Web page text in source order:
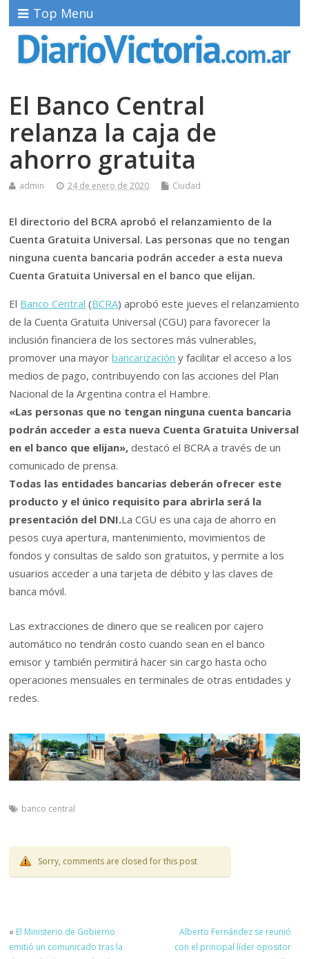
Top Menu
El Banco Central
relanza la caja de
ahorro gratuita
admin 24 de enero de 2020 Ciudad
El directorio del BCRA aprobó el relanzamiento de la
Cuenta Gratuita Universal. Las personas que no tengan
ninguna cuenta bancaria podrán acceder a esta nueva
Cuenta Gratuita Universal en el banco que elijan.
El Banco Central (BCRA) aprobó este jueves el relanzamiento
de la Cuenta Gratuita Universal (CGU) para favorecer la
inclusión financiera de los sectores más vulnerables,
promover una mayorbancarización y facilitar el acceso a los
medios de pago, contribuyendo con las acciones del Plan
Nacional de la Argentina contra el Hambre.
«Las personas que no tengan ninguna cuenta bancaria
podrán acceder a esta nueva Cuenta Gratuita Universal
en el banco que elijan», destacó el BCRA a través de un
comunicado de prensa.
Todas las entidades bancarias deberán ofrecer este
producto y el único requisito para abrirla será la
presentación del DNI.La CGU es una caja de ahorro en
pesos cuya apertura, mantenimiento, movimientos de
fondos y consultas de saldo son gratuitos, y permite a los
usuarios acceder a una tarjeta de débito y las claves de
banca móvil.
Las extracciones de dinero que se realicen por cajero
automático no tendrán costo cuando sean en el banco
emisor y también permitirá hacer sin cargo hasta ocho
operaciones mensuales en terminales de otras entidades y
redes.
banco central
Sorry, comments are closed for this post
« El Ministerio de Gobierno
emitió un comunicado tras la
Alberto Fernández se reunió
con el principal líder opositor